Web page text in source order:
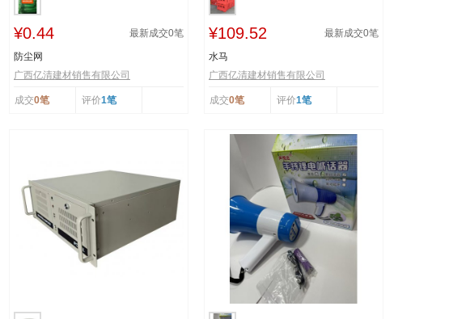
¥0.44 最新成交0笔
防尘网
广西亿清建材销售有限公司
成交0笔 评价1笔
¥109.52 最新成交0笔
水马
广西亿清建材销售有限公司
成交0笔 评价1笔